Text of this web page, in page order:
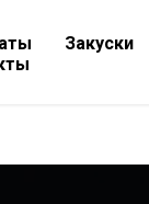
Закуски